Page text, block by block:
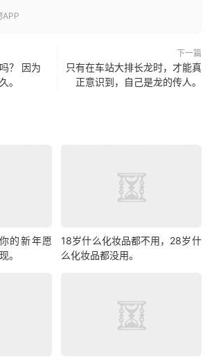
APP
？ 因为
。
下一篇
只有在车站大排长龙时，才能真
正意识到，自己是龙的传人。
的新年愿
。
18岁什么化妆品都不用，28岁什
么化妆品都没用。